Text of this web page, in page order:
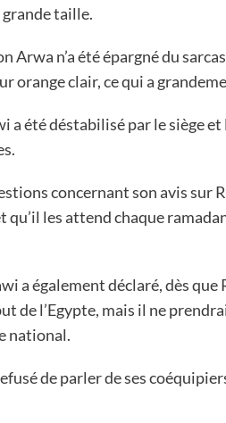
grande taille.
Arwa n’a été épargné du
orange clair, ce qui a
a été déstabilisé par le siège
concernant son avis sur
qu’il les attend chaque
a également déclaré, dès que
de l’Egypte, mais il ne
national.
de parler de ses